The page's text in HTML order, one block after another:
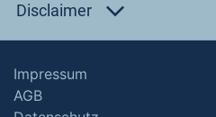
Disclaimer
Impressum
AGB